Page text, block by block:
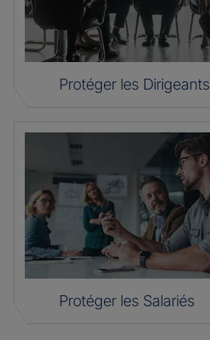
Protéger les Dirigeants
Protéger les Salariés